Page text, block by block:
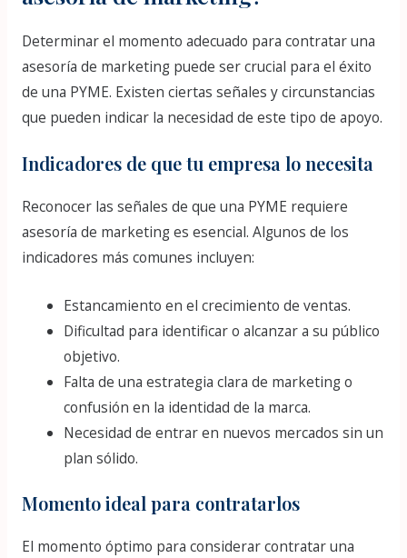
Determinar el momento adecuado para contratar una
asesoría de marketing puede ser crucial para el éxito
de una PYME. Existen ciertas señales y circunstancias
que pueden indicar la necesidad de este tipo de apoyo.
Indicadores de que tu empresa lo necesita
Reconocer las señales de que una PYME requiere
asesoría de marketing es esencial. Algunos de los
indicadores más comunes incluyen:
Estancamiento en el crecimiento de ventas.
Dificultad para identificar o alcanzar a su público
objetivo.
Falta de una estrategia clara de marketing o
confusión en la identidad de la marca.
Necesidad de entrar en nuevos mercados sin un
plan sólido.
Momento ideal para contratarlos
El momento óptimo para considerar contratar una